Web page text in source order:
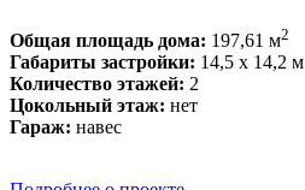
Общая площадь дома: 197,61 м2
Габариты застройки: 14,5 x 14,2 м
Количество этажей: 2
Цокольный этаж: нет
Гараж: навес